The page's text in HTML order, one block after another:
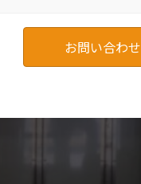
お問い合わせ